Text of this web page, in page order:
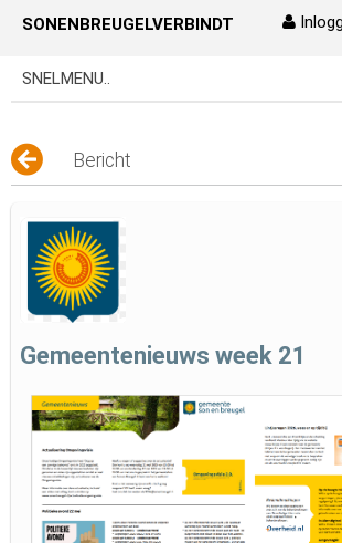
Naar content
SONENBREUGELVERBINDT
SNELMENU..
Bericht
Gemeentenieuws week 21